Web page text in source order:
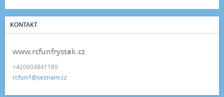
KONTAKT
www.rcfunfrystak.cz
+420604841189
rcfun1@seznam.cz